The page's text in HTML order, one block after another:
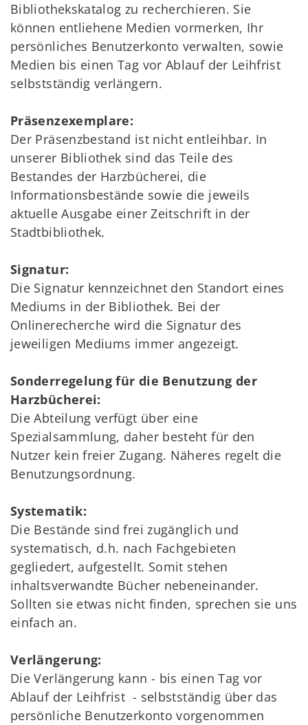
Bibliothekskatalog zu recherchieren. Sie
können entliehene Medien vormerken, Ihr
persönliches Benutzerkonto verwalten, sowie
Medien bis einen Tag vor Ablauf der Leihfrist
selbstständig verlängern.
Präsenzexemplare:
Der Präsenzbestand ist nicht entleihbar. In
unserer Bibliothek sind das Teile des
Bestandes der Harzbücherei, die
Informationsbestände sowie die jeweils
aktuelle Ausgabe einer Zeitschrift in der
Stadtbibliothek.
Signatur:
Die Signatur kennzeichnet den Standort eines
Mediums in der Bibliothek. Bei der
Onlinerecherche wird die Signatur des
jeweiligen Mediums immer angezeigt.
Sonderregelung für die Benutzung der
Harzbücherei:
Die Abteilung verfügt über eine
Spezialsammlung, daher besteht für den
Nutzer kein freier Zugang. Näheres regelt die
Benutzungsordnung.
Systematik:
Die Bestände sind frei zugänglich und
systematisch, d.h. nach Fachgebieten
gegliedert, aufgestellt. Somit stehen
inhaltsverwandte Bücher nebeneinander.
Sollten sie etwas nicht finden, sprechen sie uns
einfach an.
Verlängerung:
Die Verlängerung kann - bis einen Tag vor
Ablauf der Leihfrist - selbstständig über das
persönliche Benutzerkonto vorgenommen